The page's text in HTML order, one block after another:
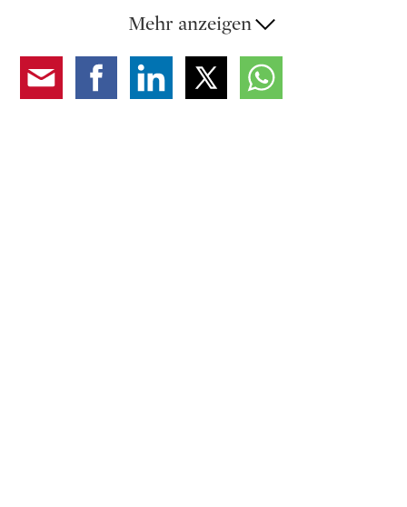
3 Einheiten verfügen über zwei Garagenplätze,
weitere 3 Einheiten nur über einen (es besteht die
Möglichkeit, zusätzliche Parkplätze in unmittelbarer
Mehr anzeigen